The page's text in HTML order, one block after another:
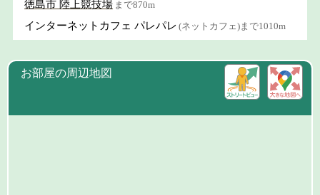
徳島市 陸上競技場 まで870m
インターネットカフェ パレパレ (ネットカフェ)まで1010m
お部屋の周辺地図